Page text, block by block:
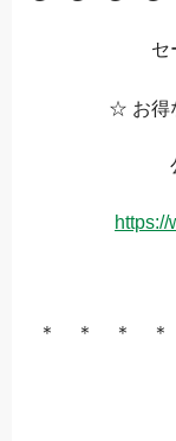
セ
☆ お得
＊ ＊ ＊